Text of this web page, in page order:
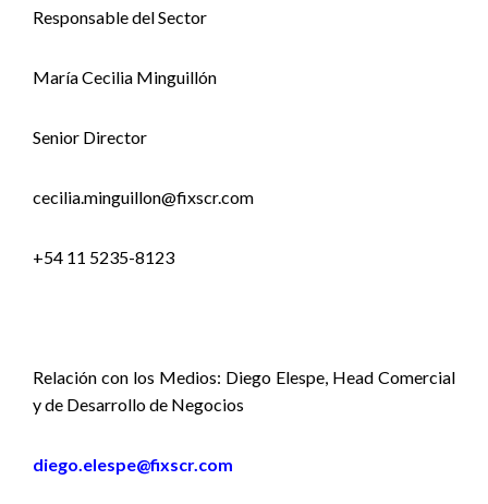
Responsable del Sector
María Cecilia Minguillón
Senior Director
cecilia.minguillon@fixscr.com
+54 11 5235-8123
Relación con los Medios: Diego Elespe, Head Comercial
y de Desarrollo de Negocios
diego.elespe@fixscr.com